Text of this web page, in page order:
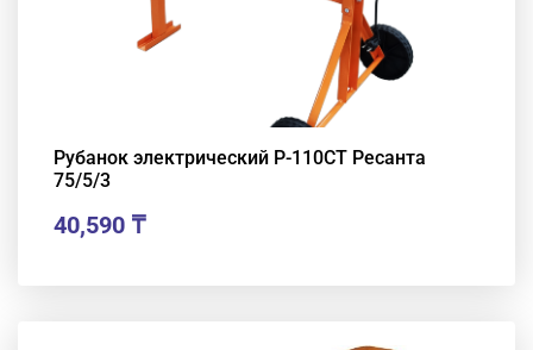
Рубанок электрический Р-110СТ Ресанта
75/5/3
40,590 ₸